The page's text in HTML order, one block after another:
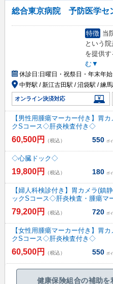
総合東京病院 予防医学セ
特徴 当
という
を提供
む▼
休診日:日曜日・祝祭日・年末年
中野駅 / 新江古田駅 / 沼袋駅 / 練
オンライン決済対応
【男性用腫瘍マーカー付き】胃
クSコース◇肝炎検査付き◇
60,500円 （税込） 550 ポ
◇心臓ドック◇
19,800円 （税込） 180 ポ
【婦人科検診付き】胃カメラ(鎮
ックSコース◇肝炎検査・腫瘍マ
79,200円 （税込） 720 ポ
【女性用腫瘍マーカー付き】胃
クSコース◇肝炎検査付き◇
60,500円 （税込） 550 ポ
健康保険組合の補助